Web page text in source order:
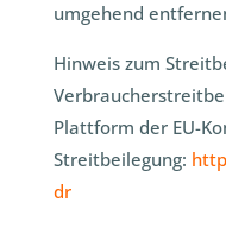
umgehend
Hinweis zum
Plattform der EU-
Streitbeilegung:
dr